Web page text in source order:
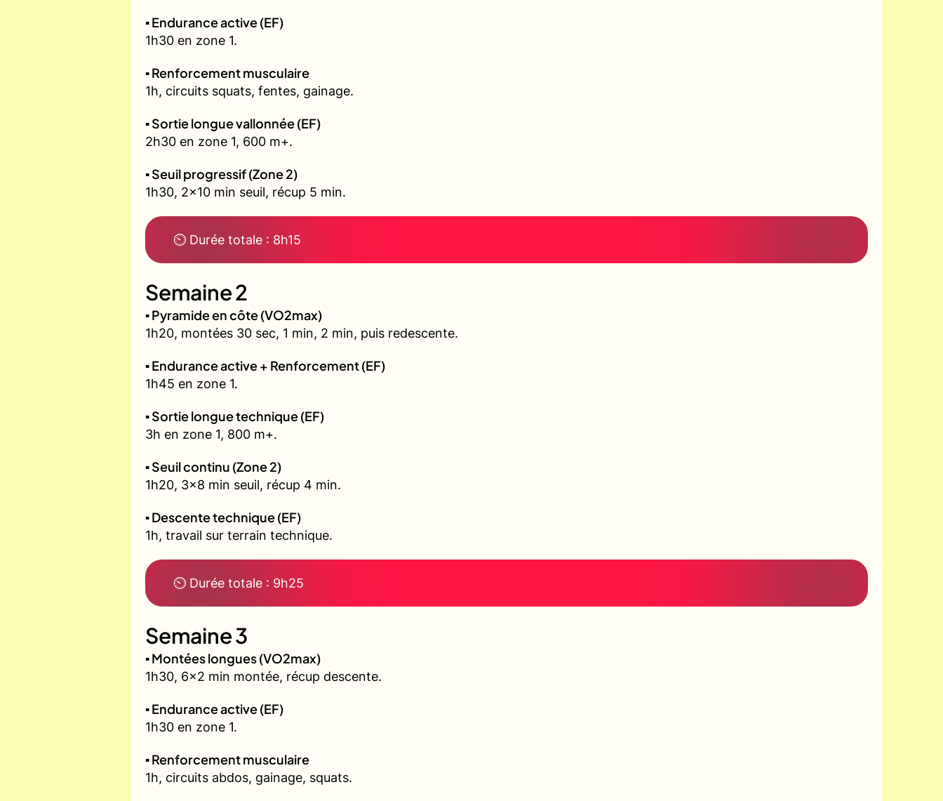
▪️ Endurance active (EF)
1h30 en zone 1.
▪️ Renforcement musculaire
1h, circuits squats, fentes, gainage.
▪️ Sortie longue vallonnée (EF)
2h30 en zone 1, 600 m+.
▪️ Seuil progressif (Zone 2)
1h30, 2x10 min seuil, récup 5 min.
⏲ Durée totale : 8h15
Semaine 2
▪️ Pyramide en côte (VO2max)
1h20, montées 30 sec, 1 min, 2 min, puis redescente.
▪️ Endurance active + Renforcement (EF)
1h45 en zone 1.
▪️ Sortie longue technique (EF)
3h en zone 1, 800 m+.
▪️ Seuil continu (Zone 2)
1h20, 3x8 min seuil, récup 4 min.
▪️ Descente technique (EF)
1h, travail sur terrain technique.
⏲ Durée totale : 9h25
Semaine 3
▪️ Montées longues (VO2max)
1h30, 6x2 min montée, récup descente.
▪️ Endurance active (EF)
1h30 en zone 1.
▪️ Renforcement musculaire
1h, circuits abdos, gainage, squats.